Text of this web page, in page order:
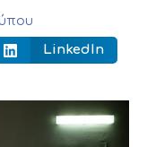
LinkedIn